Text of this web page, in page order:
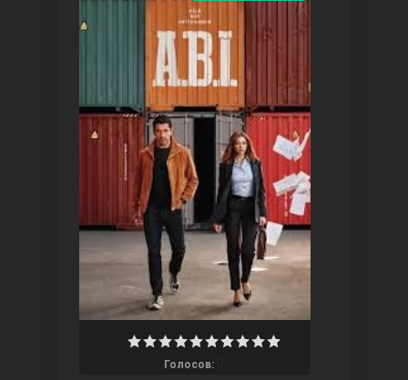
Три сестры
Ветреный холм
Голосов: